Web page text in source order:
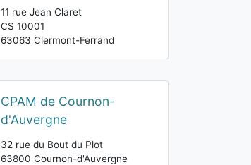
11 rue Jean Claret
CS 10001
63063 Clermont-Ferrand
CPAM de Cournon-
d'Auvergne
32 rue du Bout du Plot
63800 Cournon-d'Auvergne